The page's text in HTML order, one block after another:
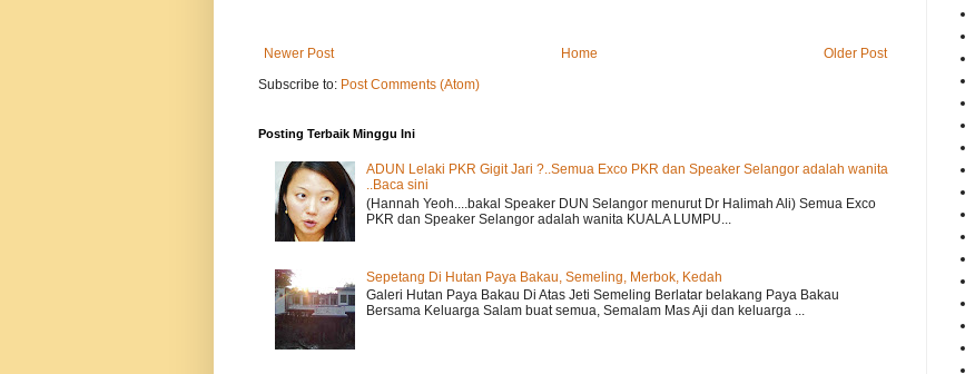
Newer Post Older Post
Home
Subscribe to: Post Comments (Atom)
Posting Terbaik Minggu Ini
ADUN Lelaki PKR Gigit Jari ?..Semua Exco PKR dan Speaker Selangor adalah wanita
..Baca sini
(Hannah Yeoh....bakal Speaker DUN Selangor menurut Dr Halimah Ali) Semua Exco
PKR dan Speaker Selangor adalah wanita KUALA LUMPU...
Sepetang Di Hutan Paya Bakau, Semeling, Merbok, Kedah
Galeri Hutan Paya Bakau Di Atas Jeti Semeling Berlatar belakang Paya Bakau
Bersama Keluarga Salam buat semua, Semalam Mas Aji dan keluarga ...